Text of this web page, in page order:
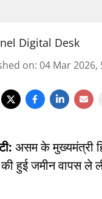
Digital Desk
on: 04 Mar 2026,
असम के मुख्यमंत्री
हुई जमीन वापस ले